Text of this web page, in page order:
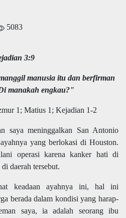
5083
3:9
manusia itu dan berfirman
manakah engkau?"
1; Matius 1; Kejadian 1-2
saya meninggalkan San Antonio
yang berlokasi di Houston.
operasi karena kanker hati di
daerah tersebut.
keadaan ayahnya ini, hal ini
berada dalam kondisi yang harap-
saya, ia adalah seorang ibu